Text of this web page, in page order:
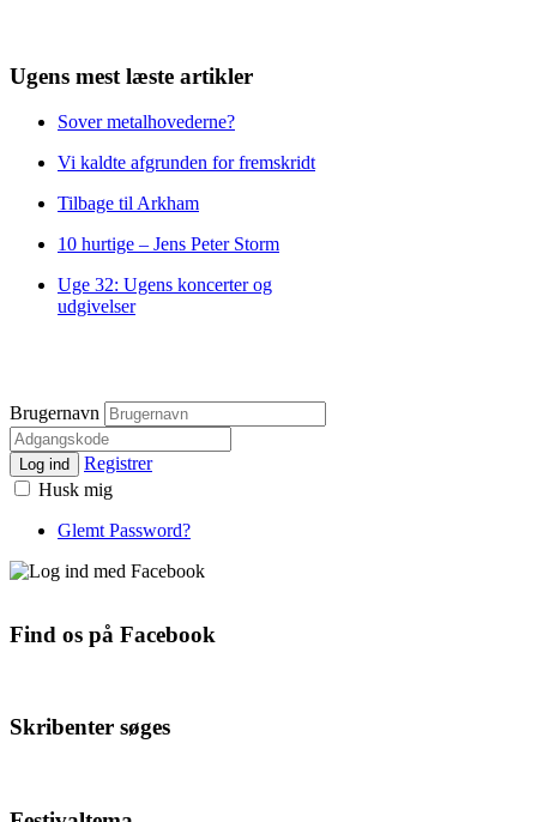
Ugens mest læste artikler
Sover metalhovederne?
Vi kaldte afgrunden for fremskridt
Tilbage til Arkham
10 hurtige – Jens Peter Storm
Uge 32: Ugens koncerter og
udgivelser
Brugernavn
Log ind
Registrer
Husk mig
Glemt Password?
Find os på Facebook
Skribenter søges